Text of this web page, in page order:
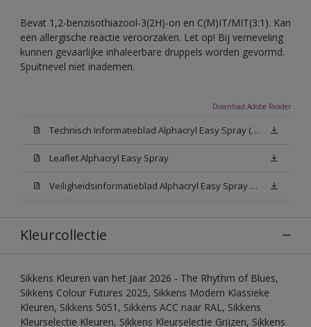
Bevat 1,2-benzisothiazool-3(2H)-on en C(M)IT/MIT(3:1). Kan
een allergische reactie veroorzaken. Let op! Bij verneveling
kunnen gevaarlijke inhaleerbare druppels worden gevormd.
Spuitnevel niet inademen.
Download Adobe Reader
Technisch Informatieblad Alphacryl Easy Spray (PDF)
Leaflet Alphacryl Easy Spray
Veiligheidsinformatieblad Alphacryl Easy Spray White W05 (MSDS)
Kleurcollectie
Sikkens Kleuren van het Jaar 2026 - The Rhythm of Blues,
Sikkens Colour Futures 2025, Sikkens Modern Klassieke
Kleuren, Sikkens 5051, Sikkens ACC naar RAL, Sikkens
Kleurselectie Kleuren, Sikkens Kleurselectie Grijzen, Sikkens